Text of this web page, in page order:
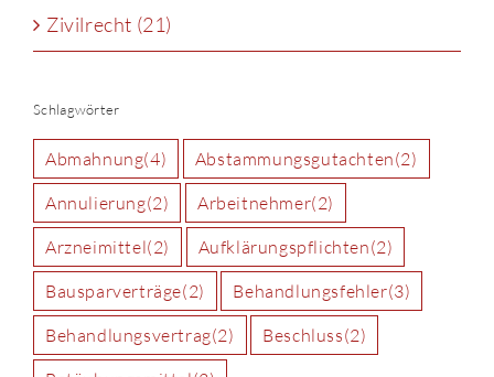
Zivilrecht (21)
Schlagwörter
Abmahnung(4) Abstammungsgutachten(2)
Annulierung(2) Arbeitnehmer(2)
Arzneimittel(2) Aufklärungspflichten(2)
Bausparverträge(2) Behandlungsfehler(3)
Behandlungsvertrag(2) Beschluss(2)